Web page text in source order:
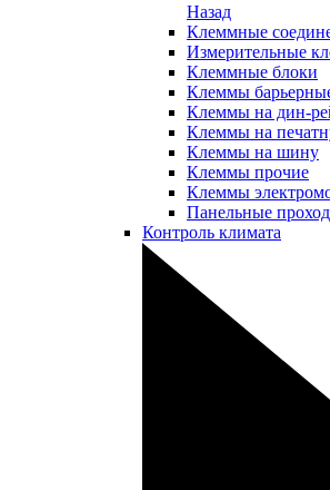
Назад
Клеммные
Измерительные
Клеммные блоки
Клеммы
Клеммы на дин-
Клеммы на
Клеммы на шину
Клеммы прочие
Клеммы
Панельные
Контроль климата